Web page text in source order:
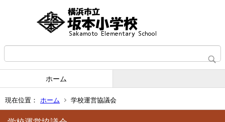
ホーム
現在位置： ホーム 学校運営協議会